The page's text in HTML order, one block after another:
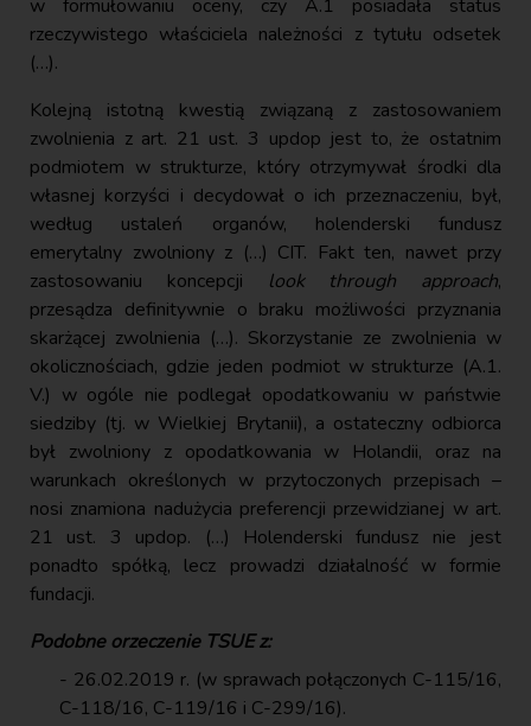
w formułowaniu oceny, czy A.1 posiadała status
rzeczywistego właściciela należności z tytułu odsetek
(…).
Kolejną istotną kwestią związaną z zastosowaniem
zwolnienia z art. 21 ust. 3 updop jest to, że ostatnim
podmiotem w strukturze, który otrzymywał środki dla
własnej korzyści i decydował o ich przeznaczeniu, był,
według ustaleń organów, holenderski fundusz
emerytalny zwolniony z (…) CIT. Fakt ten, nawet przy
zastosowaniu koncepcji
look through approach,
przesądza definitywnie o braku możliwości przyznania
skarżącej zwolnienia (…). Skorzystanie ze zwolnienia w
okolicznościach, gdzie jeden podmiot w strukturze (A.1.
V.) w ogóle nie podlegał opodatkowaniu w państwie
siedziby (tj. w Wielkiej Brytanii), a ostateczny odbiorca
był zwolniony z opodatkowania w Holandii, oraz na
warunkach określonych w przytoczonych przepisach –
nosi znamiona nadużycia preferencji przewidzianej w art.
21 ust. 3 updop. (…) Holenderski fundusz nie jest
ponadto spółką, lecz prowadzi działalność w formie
fundacji.
Podobne orzeczenie TSUE z:
26.02.2019 r. (w sprawach połączonych C-115/16,
C-118/16, C-119/16 i C-299/16).